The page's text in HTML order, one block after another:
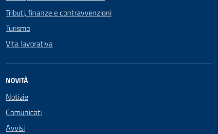
Tributi, finanze e contravvenzioni
Turismo
Vita lavorativa
NOVITÀ
Notizie
Comunicati
Avvisi